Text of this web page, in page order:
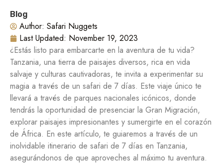
Blog
Author: Safari Nuggets
Last Updated: November 19, 2023
¿Estás listo para embarcarte en la aventura de tu vida?
Tanzania, una tierra de paisajes diversos, rica en vida
salvaje y culturas cautivadoras, te invita a experimentar su
magia a través de un safari de 7 días. Este viaje único te
llevará a través de parques nacionales icónicos, donde
tendrás la oportunidad de presenciar la Gran Migración,
explorar paisajes impresionantes y sumergirte en el corazón
de África. En este artículo, te guiaremos a través de un
inolvidable itinerario de safari de 7 días en Tanzania,
asegurándonos de que aproveches al máximo tu aventura.